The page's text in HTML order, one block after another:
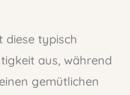
diese typisch
aus, während
gemütlichen